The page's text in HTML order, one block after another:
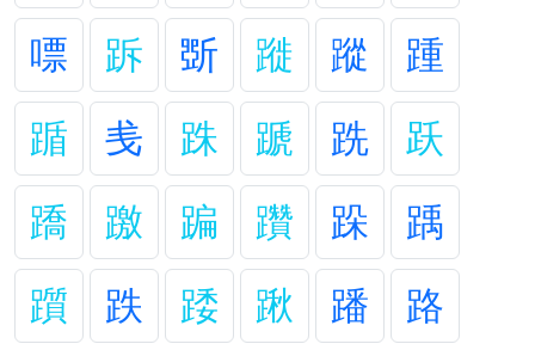
嘌
跅 斲 蹝 蹤
踵
踲
㦮 跦 蹏 跣
跃
蹻
躈 蹁 躦 跺
踽
躓
跌 踒 踿 蹯 路